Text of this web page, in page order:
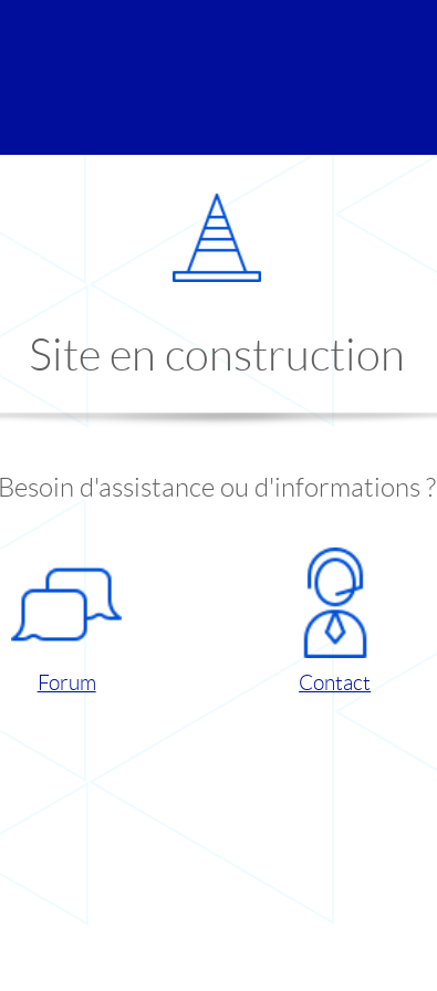
Site en construction
Besoin d'assistance ou d'informations ?
Forum Contact